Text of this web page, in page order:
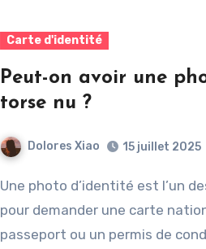
Carte d'identité
Peut-on avoir une
torse nu ?
Dolores Xiao 15 juillet 2025
Une photo d’identité est l’un des documents requis
pour demander une carte
passeport ou un permis de